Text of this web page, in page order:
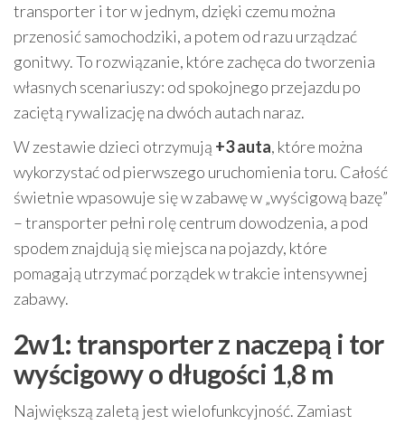
transporter i tor w jednym, dzięki czemu można
przenosić samochodziki, a potem od razu urządzać
gonitwy. To rozwiązanie, które zachęca do tworzenia
własnych scenariuszy: od spokojnego przejazdu po
zaciętą rywalizację na dwóch autach naraz.
W zestawie dzieci otrzymują +3 auta, które można
wykorzystać od pierwszego uruchomienia toru. Całość
świetnie wpasowuje się w zabawę w „wyścigową bazę”
– transporter pełni rolę centrum dowodzenia, a pod
spodem znajdują się miejsca na pojazdy, które
pomagają utrzymać porządek w trakcie intensywnej
zabawy.
2w1: transporter z naczepą i tor
wyścigowy o długości 1,8 m
Największą zaletą jest wielofunkcyjność. Zamiast